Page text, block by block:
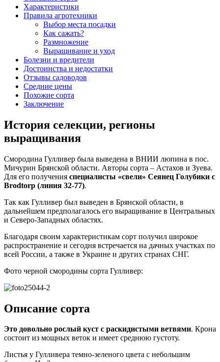
Характеристики
Правила агротехники
Выбор места посадки
Как сажать?
Размножение
Выращивание и уход
Болезни и вредители
Достоинства и недостатки
Отзывы садоводов
Средние цены
Похожие сорта
Заключение
История селекции, регионы
выращивания
Смородина Гулливер была выведена в ВНИИ люпина в пос.
Мичурин Брянской области. Авторы сорта – Астахов и Зуева.
Для его получения специалисты «свели» Сеянец Голубики с
Brodtorp (линия 32-77).
Так как Гулливер был выведен в Брянской области, в
дальнейшем предполагалось его выращивание в Центральных
и Северо-Западных областях.
Благодаря своим характеристикам сорт получил широкое
распространение и сегодня встречается на дачных участках по
всей России, а также в Украине и других странах СНГ.
Фото черной смородины сорта Гулливер:
Описание сорта
Это довольно рослый куст с раскидистыми ветвями. Крона
состоит из мощных веток и имеет среднюю густоту.
Листья у Гулливера темно-зеленого цвета с небольшим